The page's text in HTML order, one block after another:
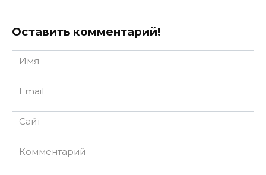
Оставить комментарий!
Имя
*
Email
*
Сайт
Комментарий